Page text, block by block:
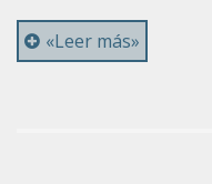
«Leer más»